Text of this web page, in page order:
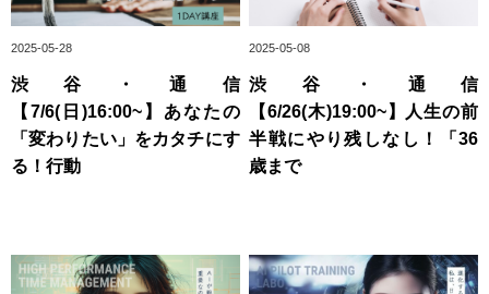
2025-05-28
渋谷・通信
【7/6(日)16:00~】あなたの
「変わりたい」をカタチにす
る！行動
2025-05-08
渋谷・通信
【6/26(木)19:00~】人生の前
半戦にやり残しなし！「36
歳まで